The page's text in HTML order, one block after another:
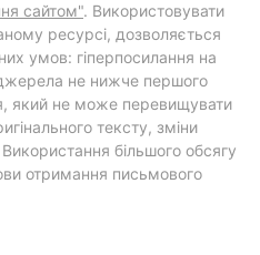
сайтом". Використовувати
ресурсі, дозволяється
умов: гіперпосилання на
не нижче першого
який не може перевищувати
тексту, зміни
більшого обсягу
отримання письмового